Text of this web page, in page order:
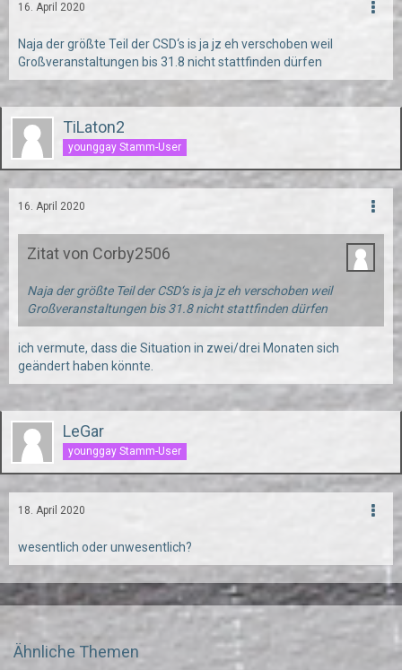
16. April 2020
Naja der größte Teil der CSD‘s is ja jz eh verschoben weil
Großveranstaltungen bis 31.8 nicht stattfinden dürfen
TiLaton2
younggay Stamm-User
16. April 2020
Zitat von Corby2506
Naja der größte Teil der CSD‘s is ja jz eh verschoben weil
Großveranstaltungen bis 31.8 nicht stattfinden dürfen
ich vermute, dass die Situation in zwei/drei Monaten sich
geändert haben könnte.
LeGar
younggay Stamm-User
18. April 2020
wesentlich oder unwesentlich?
Ähnliche Themen